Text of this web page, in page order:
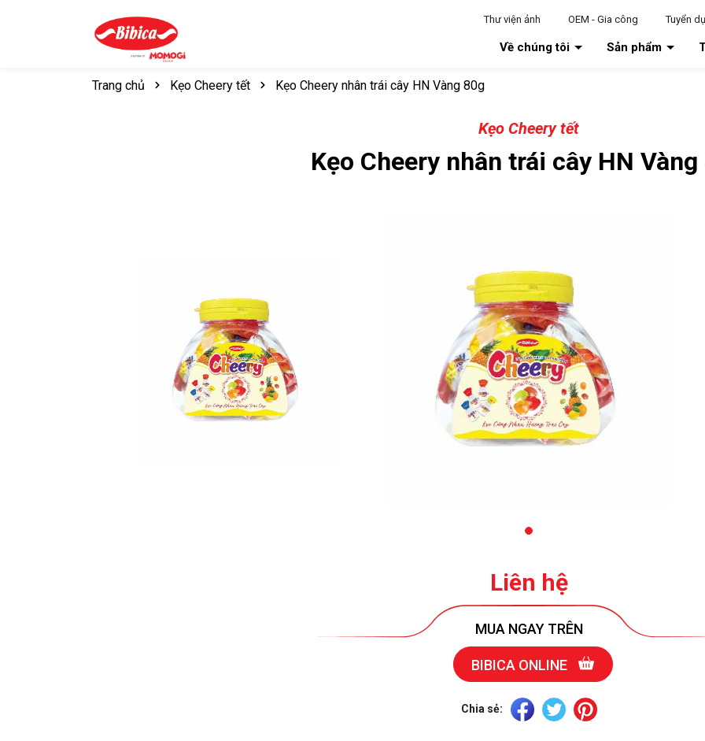
Thư viện ảnh OEM - Gia công Tuyển
Về chúng tôi Sản phẩm
Trang chủ Kẹo Cheery tết Kẹo Cheery nhân trái cây HN Vàng 80g
Kẹo Cheery tết
Kẹo Cheery nhân trái cây HN Vàng
Liên hệ
MUA NGAY TRÊN
BIBICA ONLINE
Chia sẻ: